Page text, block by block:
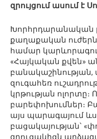
զրույցում ասում է
Խորհրդարանական
քաղաքական
համար
«Հայկական քվեն»
բանակաշինության,
զուգահեռ
կրթության
բարեփոխումներ։
այս պարագայում
բացակայության՝
զրուցակիցն